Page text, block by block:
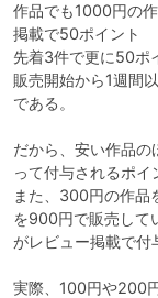
作品でも1000円の
掲載で50ポイント
先着3件で更に50ポ
販売開始から1週間
である。
だから、安い作品の
って付与されるポイ
また、300円の作品
を900円で販売して
がレビュー掲載で付
実際、100円や200